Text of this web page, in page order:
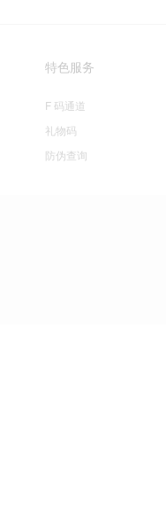
特色服务
F 码通道
礼物码
防伪查询